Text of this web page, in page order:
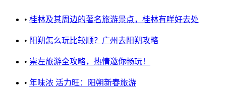
• 桂林及其周边的著名旅游景点，桂林有咩好去处
• 阳朔怎么玩比较顺？广州去阳朔攻略
• 崇左旅游全攻略，热情邀你畅玩！
• 年味浓 活力旺：阳朔新春旅游